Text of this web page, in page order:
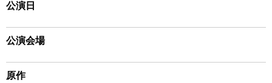
公演日
公演会場
原作